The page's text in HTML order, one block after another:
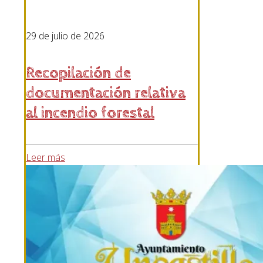
29 de julio de 2026
Recopilación de
documentación relativa
al incendio forestal
Leer más